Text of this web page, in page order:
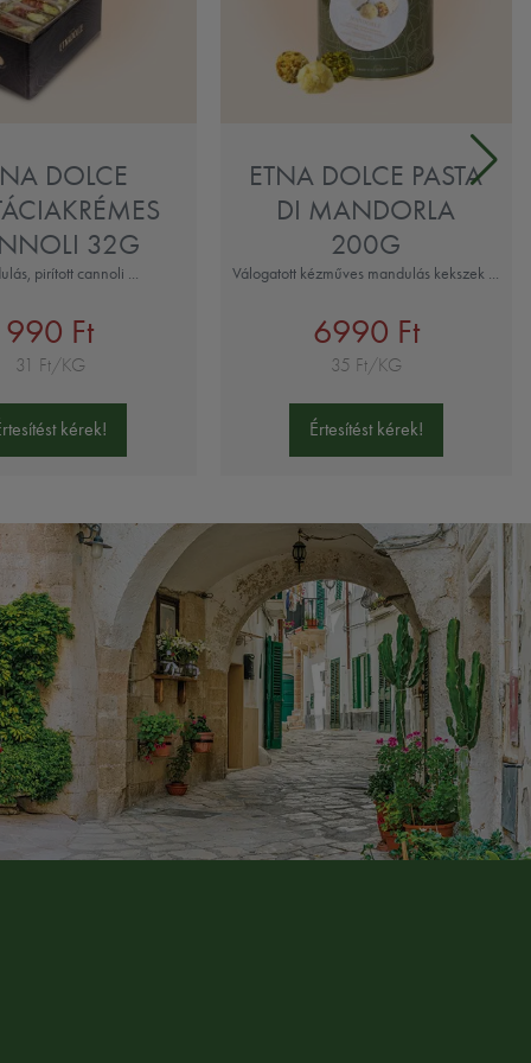
DOLCE
32G
pirított cannoli ...
990 Ft
31 Ft/KG
kérek!
ETNA DOLCE PASTA
DI MANDORLA
200G
Válogatott kézműves mandulás kekszek ...
6990 Ft
35 Ft/KG
Értesítést kérek!